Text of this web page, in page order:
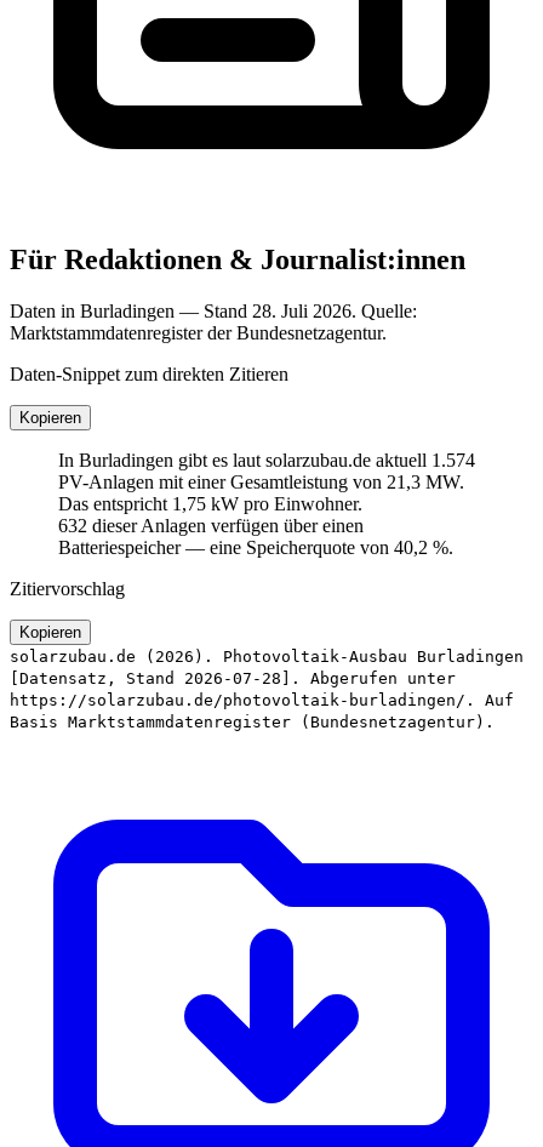
Für Redaktionen & Journalist:innen
Daten in Burladingen — Stand 28. Juli 2026. Quelle:
Marktstammdatenregister der Bundesnetzagentur.
Daten-Snippet zum direkten Zitieren
Kopieren
In Burladingen gibt es laut solarzubau.de aktuell 1.574
PV-Anlagen mit einer Gesamtleistung von 21,3 MW.
Das entspricht 1,75 kW pro Einwohner.
632 dieser Anlagen verfügen über einen
Batteriespeicher — eine Speicherquote von 40,2 %.
Zitiervorschlag
Kopieren
solarzubau.de (2026). Photovoltaik-Ausbau Burladingen
[Datensatz, Stand 2026-07-28]. Abgerufen unter
https://solarzubau.de/photovoltaik-burladingen/. Auf
Basis Marktstammdatenregister (Bundesnetzagentur).